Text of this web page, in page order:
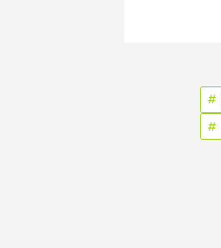
#
#